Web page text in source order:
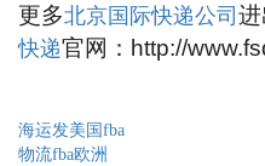
更多北京国际快递公司
快递官网：http://
海运发美国fba
物流fba欧洲